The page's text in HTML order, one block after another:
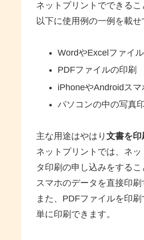
ネットプリントでできる
以下に使用例の一例を載せ
WordやExcelファイ
PDFファイルの印刷
iPhoneやAndroidスマ
パソコンの中の写真
主な用途はやはり 文書を印
ネットプリントでは、ネ
タ印刷の申し込みをするこ
スマホのデータを直接印
また、PDFファイルを印
単に印刷できます。